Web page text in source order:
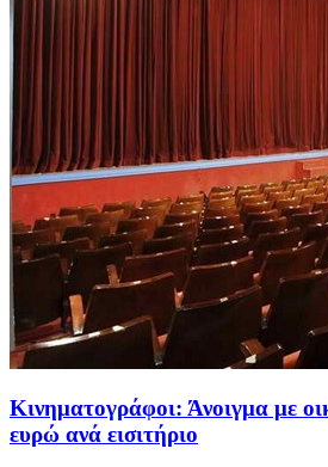
Κινηματογράφοι: Άνοιγμα με
ευρώ ανά εισιτήριο